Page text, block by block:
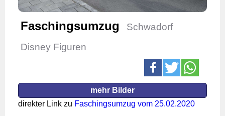
Faschingsumzug
Schwadorf
Disney Figuren
mehr Bilder
direkter Link zu Faschingsumzug vom 25.02.2020